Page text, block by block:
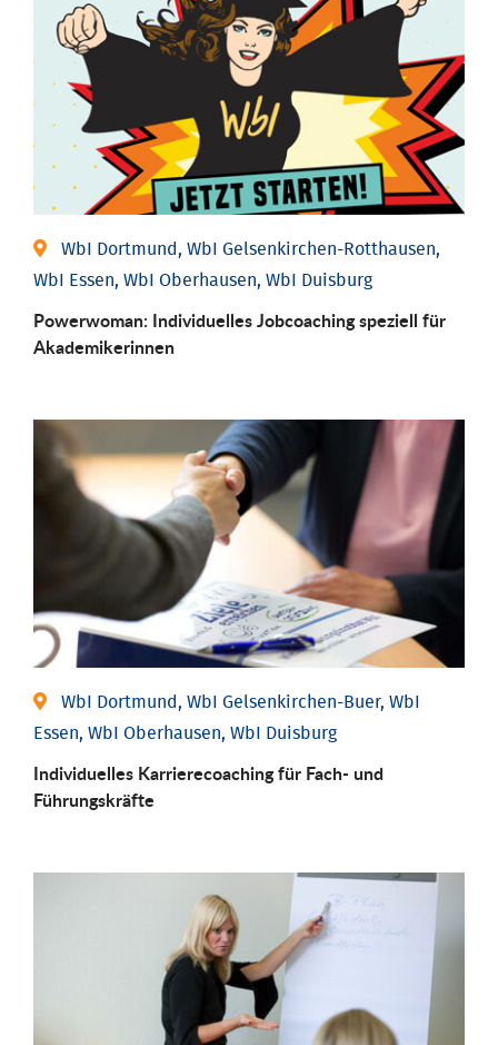
WbI Dortmund, WbI Gelsenkirchen-Rotthausen,
WbI Essen, WbI Oberhausen, WbI Duisburg
Powerwoman: Individu­elles Job­coaching speziell für
Aka­demiker­innen
WbI Dortmund, WbI Gelsenkirchen-Buer, WbI
Essen, WbI Oberhausen, WbI Duisburg
Individu­elles Karrierecoaching für Fach-­ und
Führungs­kräfte